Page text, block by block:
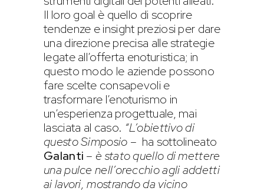
Il loro goal è quello di scoprire
tendenze e insight preziosi per dare
una direzione precisa alle strategie
legate all’offerta enoturistica; in
questo modo le aziende possono
fare scelte consapevoli e
trasformare l’enoturismo in
un’esperienza progettuale, mai
lasciata al caso. “L’obiettivo di
questo Simposio – ha sottolineato
Galanti – è stato quello di mettere
una pulce nell’orecchio agli addetti
ai lavori, mostrando da vicino